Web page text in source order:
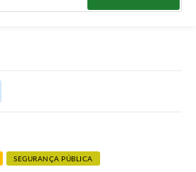
SEGURANÇA PÚBLICA